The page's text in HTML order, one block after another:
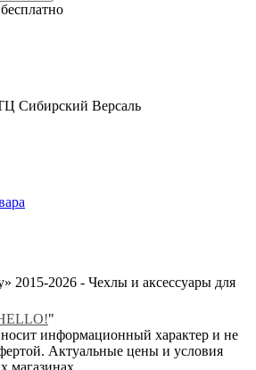
Сибирский Версаль
2015-2026 - Чехлы и аксессуары для
"
информационный характер и не
Актуальные цены и условия
магазинах